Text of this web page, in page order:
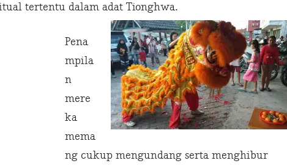
tertentu dalam adat Tionghwa.
Pena
mpila
n
mere
ka
mema
ng cukup mengundang serta menghibur